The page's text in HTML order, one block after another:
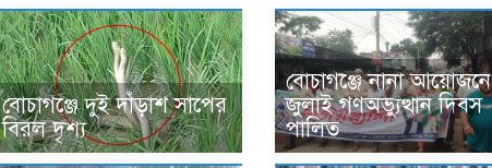
বোচাগঞ্জে দুই দাঁড়াশ সাপের
বিরল দৃশ্য
বোচাগঞ্জে নানা আয়োজনে
জুলাই গণঅভ্যুত্থান দিবস
পালিত